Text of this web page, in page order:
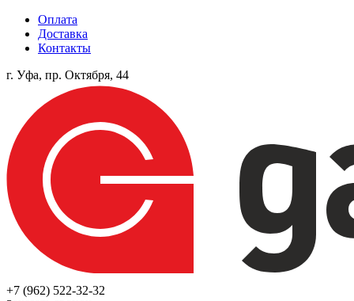
Оплата
Доставка
Контакты
г. Уфа, пр. Октября, 44
+7 (962) 522-32-32